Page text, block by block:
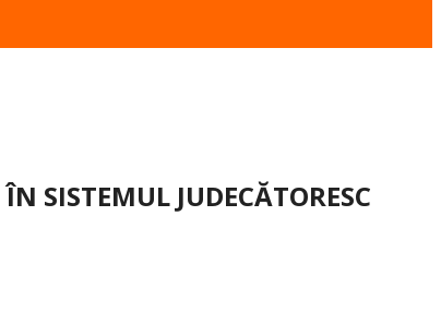
SISTEMUL JUDECĂTORESC